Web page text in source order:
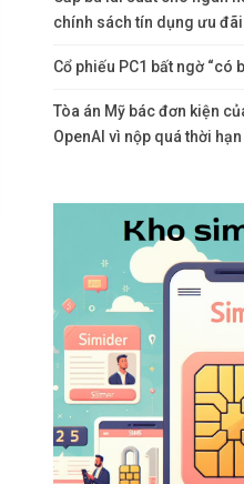
chính sách tín dụng ưu
Cổ phiếu PC1 bất ngờ “có
Tòa án Mỹ bác đơn kiện
OpenAI vì nộp quá thời hạn